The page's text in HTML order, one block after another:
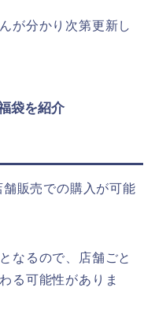
が分かり次第更新し
袋を紹介
販売での購入が可能
なるので、店舗ごと
る可能性がありま